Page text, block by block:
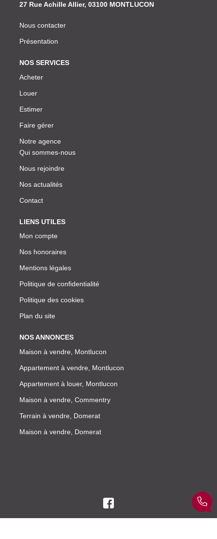
27 Rue Achille Allier, 03100 MONTLUCON
Nous contacter
Présentation
NOS SERVICES
Acheter
Louer
Estimer
Faire gérer
Notre agence
Qui sommes-nous
Nous rejoindre
Nos actualités
Contact
LIENS UTILES
Mon compte
Nos honoraires
Mentions légales
Politique de confidentialité
Politique des cookies
Plan du site
NOS ANNONCES
Maison à vendre, Montlucon
Appartement à vendre, Montlucon
Appartement à louer, Montlucon
Maison à vendre, Commentry
Terrain à vendre, Domerat
Maison à vendre, Domerat